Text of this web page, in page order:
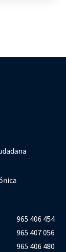
965 406 454
965 407 056
965 406 480